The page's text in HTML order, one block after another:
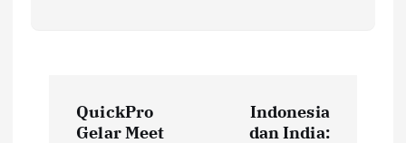
QuickPro
Gelar Meet
Indonesia
dan India: